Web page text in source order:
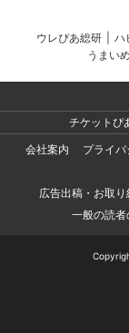
ウレぴあ総研 ハ
うまい
チケットぴ
会社案内
プライ
広告出稿・お取
一般の読